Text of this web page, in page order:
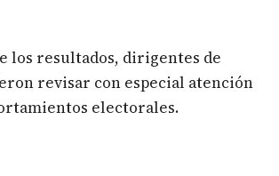
los resultados, dirigentes de
revisar con especial atención
electorales.